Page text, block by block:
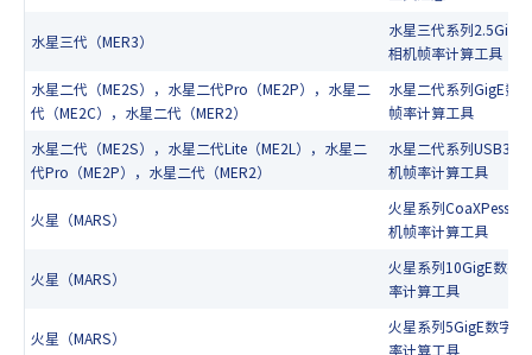
水星三代（MER3）
水星三代系列2.5GigE
相机帧率计算工具
水星二代（ME2S），水星二代Pro（ME2P），水星二
代（ME2C），水星二代（MER2）
水星二代系列GigE数
帧率计算工具
水星二代（ME2S），水星二代Lite（ME2L），水星二
代Pro（ME2P），水星二代（MER2）
水星二代系列USB3.0
机帧率计算工具
火星（MARS）
火星系列CoaXPess数
机帧率计算工具
火星（MARS）
火星系列10GigE数字
率计算工具
火星（MARS）
火星系列5GigE数字相
率计算工具